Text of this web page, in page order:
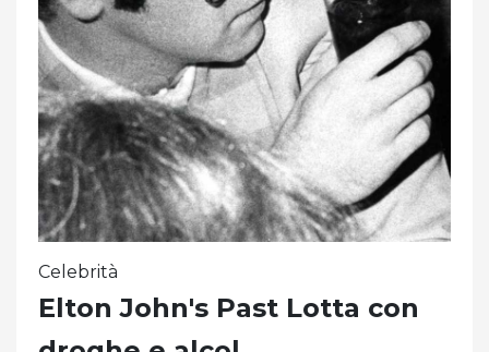
Celebrità
Elton John's Past Lotta con